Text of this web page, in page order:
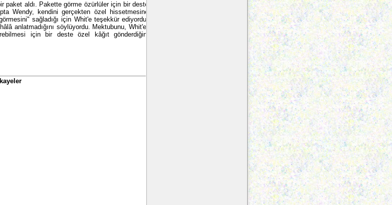
aldı. Pakette görme özürlüler için bir deste
Wendy, kendini gerçekten özel hissetmesine
sağladığı için Whit'e teşekkür ediyordu.
anlatmadığını söylüyordu. Mektubunu, Whit'e,
için bir deste özel kâğıt gönderdiğini